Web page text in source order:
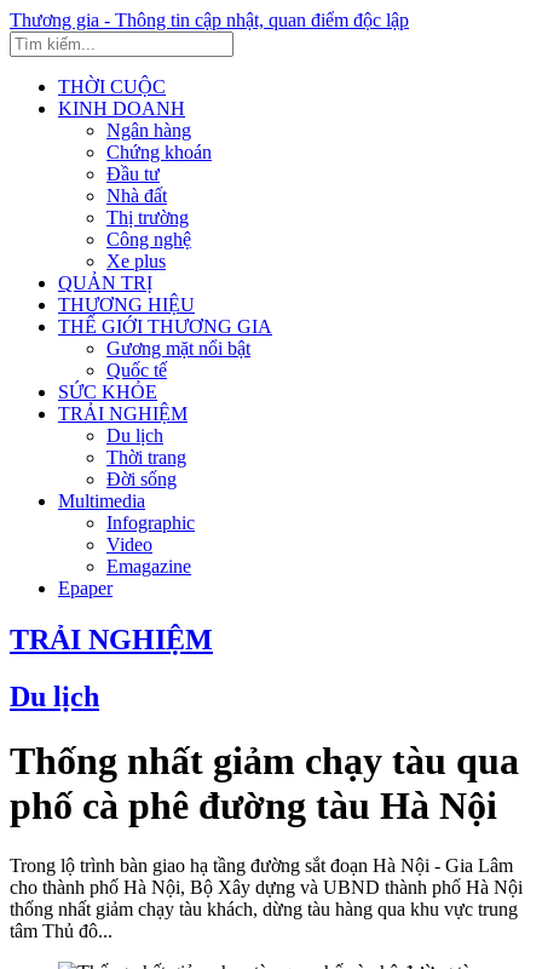
Thương gia - Thông tin cập nhật, quan điểm độc lập
THỜI CUỘC
KINH DOANH
Ngân hàng
Chứng khoán
Đầu tư
Nhà đất
Thị trường
Công nghệ
Xe plus
QUẢN TRỊ
THƯƠNG HIỆU
THẾ GIỚI THƯƠNG GIA
Gương mặt nổi bật
Quốc tế
SỨC KHỎE
TRẢI NGHIỆM
Du lịch
Thời trang
Đời sống
Multimedia
Infographic
Video
Emagazine
Epaper
TRẢI NGHIỆM
Du lịch
Thống nhất giảm chạy tàu qua
phố cà phê đường tàu Hà Nội
Trong lộ trình bàn giao hạ tầng đường sắt đoạn Hà Nội - Gia Lâm
cho thành phố Hà Nội, Bộ Xây dựng và UBND thành phố Hà Nội
thống nhất giảm chạy tàu khách, dừng tàu hàng qua khu vực trung
tâm Thủ đô...